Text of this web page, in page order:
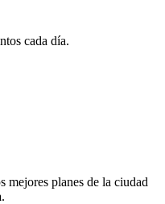
cada día.
mejores planes de la ciudad